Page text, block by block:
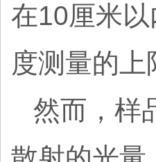
在10厘米
度测量的上
然而，样